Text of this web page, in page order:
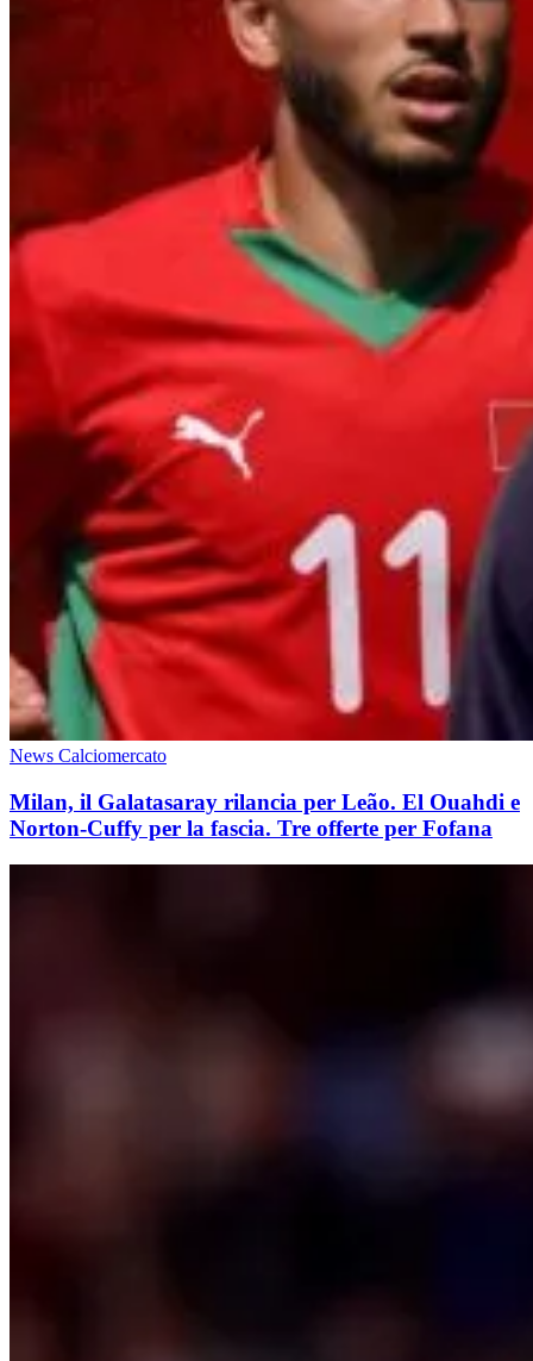
News Calciomercato
Milan, il Galatasaray rilancia per Leão. El Ouahdi e
Norton-Cuffy per la fascia. Tre offerte per Fofana